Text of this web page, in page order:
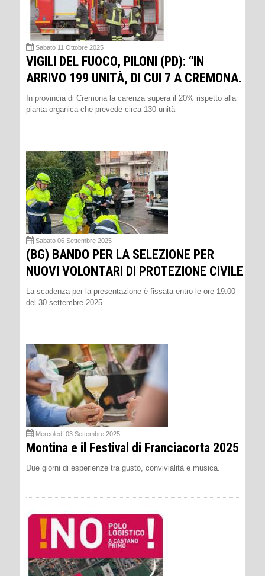
Sabato 11 Ottobre 2025
VIGILI DEL FUOCO, PILONI (PD): “IN
ARRIVO 199 UNITÀ, DI CUI 7 A CREMONA.
In provincia di Cremona la carenza supera il 20% rispetto alla
pianta organica che prevede circa 130 unità
Sabato 06 Settembre 2025
(BG) BANDO PER LA SELEZIONE PER
NUOVI VOLONTARI DI PROTEZIONE CIVILE
La scadenza per la presentazione è fissata entro le ore 19.00
del 30 settembre 2025
Mercoledì 03 Settembre 2025
Montina e il Festival di Franciacorta 2025
Due giorni di esperienze tra gusto, convivialità e musica.